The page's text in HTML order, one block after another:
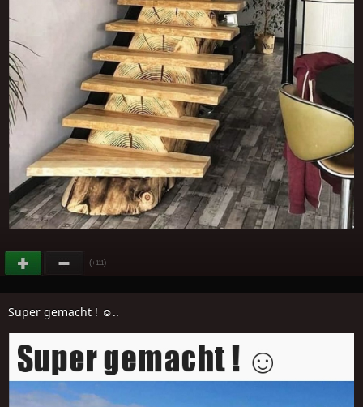
(+111)
Super gemacht ! ☺..